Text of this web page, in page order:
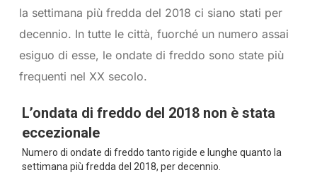
la settimana più fredda del 2018 ci siano stati per
decennio. In tutte le città, fuorché un numero assai
esiguo di esse, le ondate di freddo sono state più
frequenti nel XX secolo.